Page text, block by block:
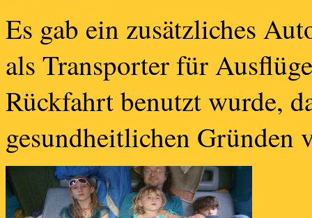
Es gab ein zusätzliches
als Transporter für
Rückfahrt benutzt wurde,
gesundheitlichen Gründen